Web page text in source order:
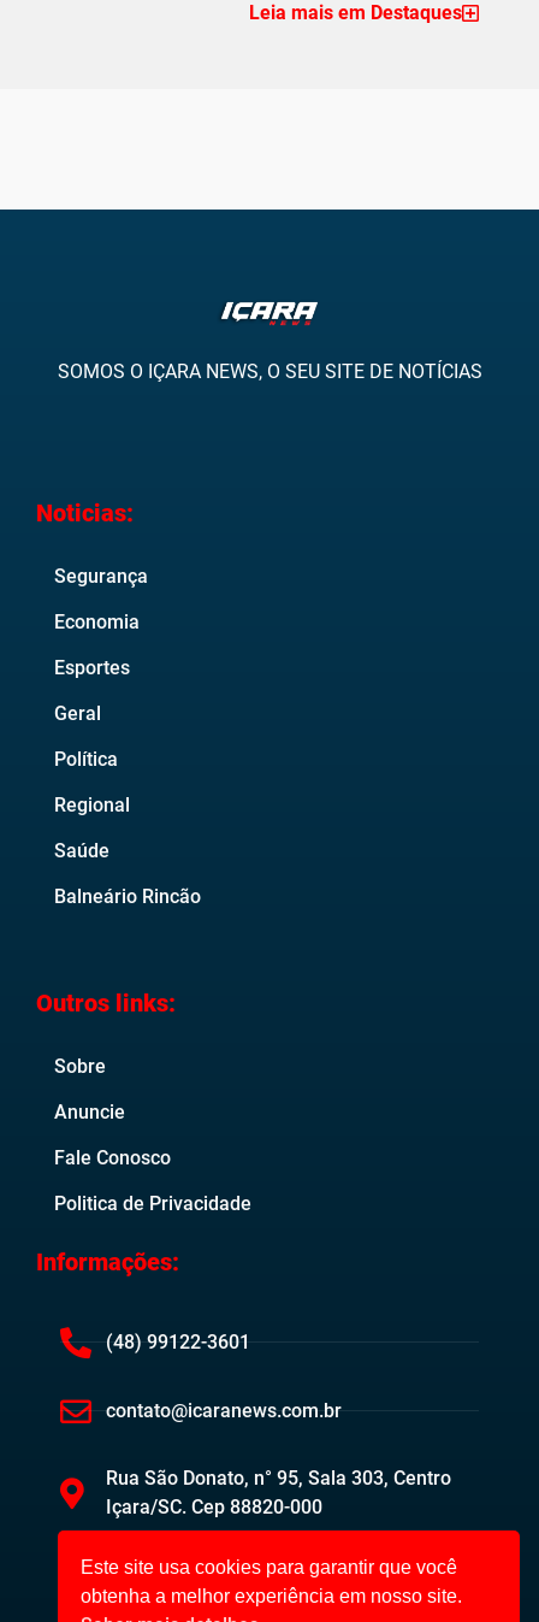
Leia mais em Destaques
SOMOS O IÇARA NEWS, O SEU SITE DE NOTÍCIAS
Noticias:
Segurança
Economia
Esportes
Geral
Política
Regional
Saúde
Balneário Rincão
Outros links:
Sobre
Anuncie
Fale Conosco
Politica de Privacidade
Informações:
(48) 99122-3601
contato@icaranews.com.br
Rua São Donato, n° 95, Sala 303, Centro
Içara/SC. Cep 88820-000
Este site usa cookies para garantir que você
obtenha a melhor experiência em nosso site.